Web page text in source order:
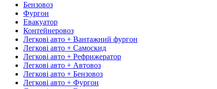
Бензовоз
Фургон
Евакуатор
Контейнеровоз
Легкові авто + Вантажний фургон
Легкові авто + Самоскид
Легкові авто + Рефрижератор
Легкові авто + Автовоз
Легкові авто + Бензовоз
Легкові авто + Фургон